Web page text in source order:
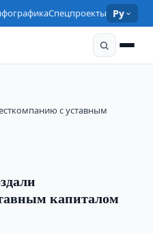
Спецпроекты Ру
с уставным
капиталом